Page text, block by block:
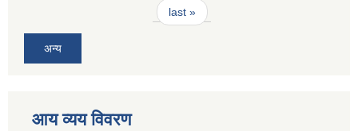
last »
अन्य
आय व्यय विवरण